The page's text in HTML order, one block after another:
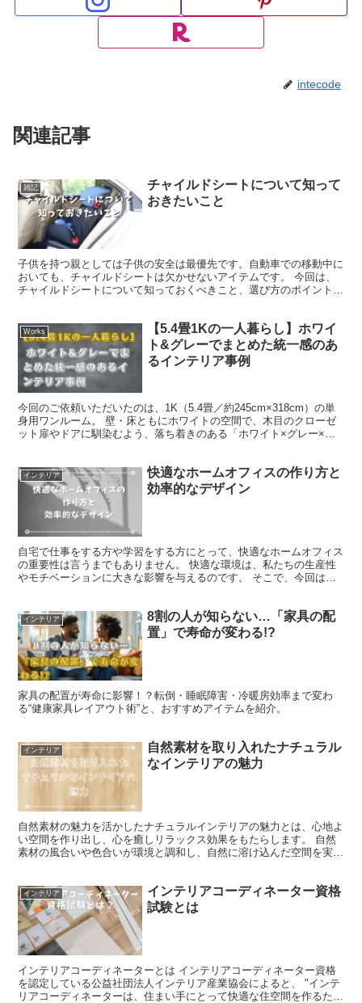
intecode
関連記事
雑記
チャイルドシートについて知って
おきたいこと
子供を持つ親としては子供の安全は最優先です。自動車での移動中に
おいても、チャイルドシートは欠かせないアイテムです。 今回は、
チャイルドシートについて知っておくべきこと、選び方のポイントを
Works
【5.4畳1Kの一人暮らし】ホワイ
ト&グレーでまとめた統一感のあ
るインテリア事例
今回のご依頼いただいたのは、1K（5.4畳／約245cm×318cm）の単
身用ワンルーム。 壁・床ともにホワイトの空間で、木目のクローゼ
ット扉やドアに馴染むよう、落ち着きのある「ホワイト×グレー×ウ
インテリア
快適なホームオフィスの作り方と
効率的なデザイン
自宅で仕事をする方や学習をする方にとって、快適なホームオフィス
の重要性は言うまでもありません。 快適な環境は、私たちの生産性
やモチベーションに大きな影響を与えるのです。 そこで、今回はホ
インテリア
8割の人が知らない…「家具の配
置」で寿命が変わる!?
家具の配置が寿命に影響！？転倒・睡眠障害・冷暖房効率まで変わ
る“健康家具レイアウト術”と、おすすめアイテムを紹介。
インテリア
自然素材を取り入れたナチュラル
なインテリアの魅力
自然素材の魅力を活かしたナチュラルインテリアの魅力とは、心地よ
い空間を作り出し、心を癒しリラックス効果をもたらします。 自然
素材の風合いや色合いが環境と調和し、自然に溶け込んだ空間を実現
インテリア
インテリアコーディネーター資格
試験とは
インテリアコーディネーターとは インテリアコーディネーター資格
を認定している公益社団法人インテリア産業協会によると、 "インテ
リアコーディネーターは、住まい手にとって快適な住空間を作るため